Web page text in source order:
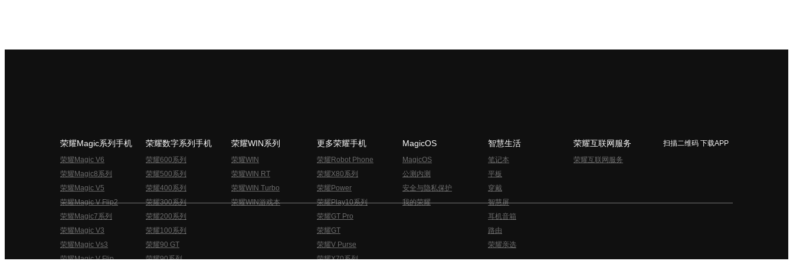
荣耀Magic系列手机
荣耀Magic V6
荣耀Magic8系列
荣耀Magic V5
荣耀Magic V Flip2
荣耀Magic7系列
荣耀Magic V3
荣耀Magic Vs3
荣耀Magic V Flip
荣耀数字系列手机
荣耀600系列
荣耀500系列
荣耀400系列
荣耀300系列
荣耀200系列
荣耀100系列
荣耀90 GT
荣耀90系列
荣耀WIN系列
荣耀WIN
荣耀WIN RT
荣耀WIN Turbo
荣耀WIN游戏本
更多荣耀手机
荣耀Robot Phone
荣耀X80系列
荣耀Power
荣耀Play10系列
荣耀GT Pro
荣耀GT
荣耀V Purse
荣耀X70系列
MagicOS
MagicOS
公测内测
安全与隐私保护
我的荣耀
智慧生活
笔记本
平板
穿戴
智慧屏
耳机音箱
路由
荣耀亲选
荣耀互联网服务
荣耀互联网服务
扫描二维码 下载APP